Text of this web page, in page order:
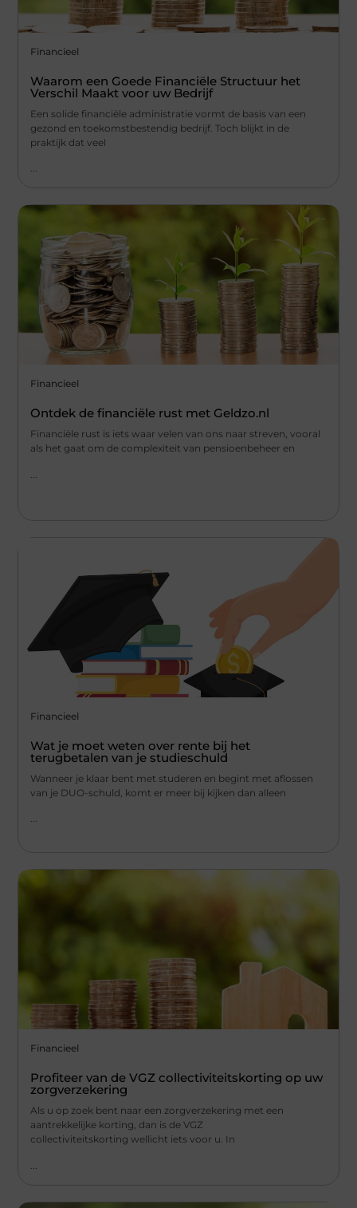
Financieel
Waarom een Goede Financiële Structuur het
Verschil Maakt voor uw Bedrijf
Een solide financiële administratie vormt de basis van een
gezond en toekomstbestendig bedrijf. Toch blijkt in de
praktijk dat veel
...
Financieel
Ontdek de financiële rust met Geldzo.nl
Financiële rust is iets waar velen van ons naar streven, vooral
als het gaat om de complexiteit van pensioenbeheer en
Financieel
Wat je moet weten over rente bij het
terugbetalen van je studieschuld
Wanneer je klaar bent met studeren en begint met aflossen
van je DUO-schuld, komt er meer bij kijken dan alleen
...
Financieel
Profiteer van de VGZ collectiviteitskorting op uw
zorgverzekering
Als u op zoek bent naar een zorgverzekering met een
aantrekkelijke korting, dan is de VGZ
collectiviteitskorting wellicht iets voor u. In